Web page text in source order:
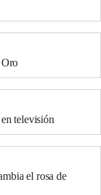
Oro
televisión
el rosa de